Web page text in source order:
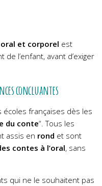
et corporel est
l’enfant, avant d’exiger
concluantes
françaises dès les
du conte“. Tous les
assis en rond et sont
contes à l’oral, sans
qui ne le souhaitent pas